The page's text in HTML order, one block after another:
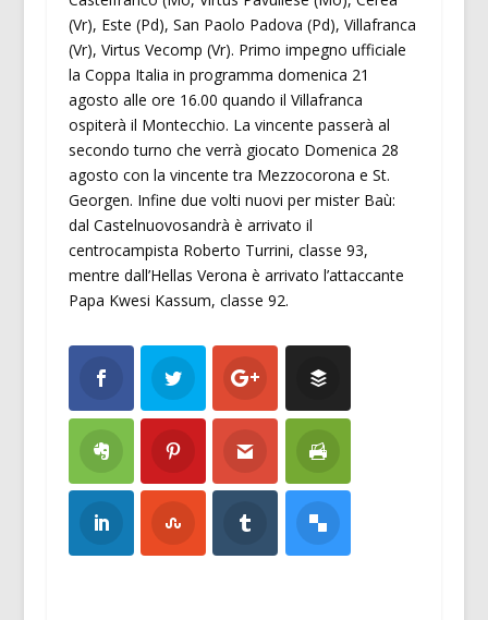
(Vr), Este (Pd), San Paolo Padova (Pd), Villafranca
(Vr), Virtus Vecomp (Vr). Primo impegno ufficiale
la Coppa Italia in programma domenica 21
agosto alle ore 16.00 quando il Villafranca
ospiterà il Montecchio. La vincente passerà al
secondo turno che verrà giocato Domenica 28
agosto con la vincente tra Mezzocorona e St.
Georgen. Infine due volti nuovi per mister Baù:
dal Castelnuovosandrà è arrivato il
centrocampista Roberto Turrini, classe 93,
mentre dall’Hellas Verona è arrivato l’attaccante
Papa Kwesi Kassum, classe 92.